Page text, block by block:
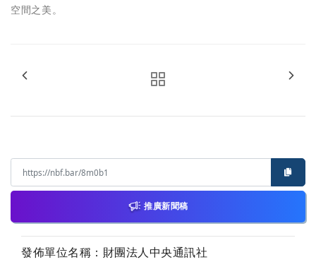
空間之美。
推廣新聞稿
發佈單位名稱：財團法人中央通訊社